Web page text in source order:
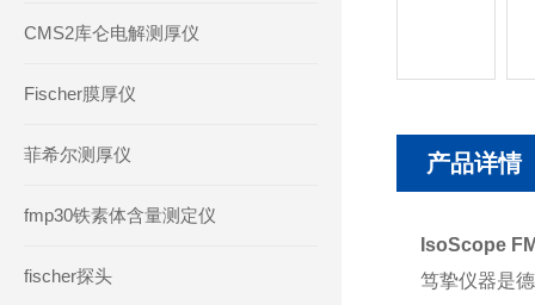
CMS2库仑电解测厚仪
Fischer膜厚仪
菲希尔测厚仪
fmp30铁素体含量测定仪
fischer探头
产品详情
IsoScope
笃挚仪器是